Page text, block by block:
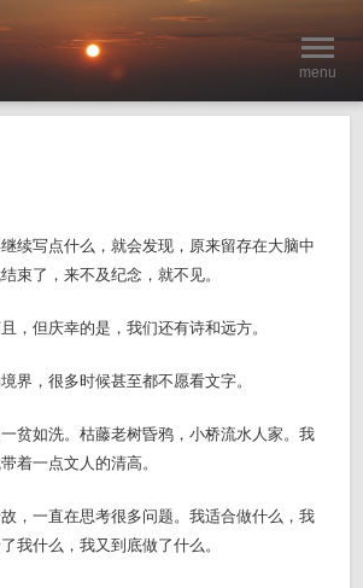
menu
续写点什么，就会发现，原来留存在大脑中
束了，来不及纪念，就不见。
，但庆幸的是，我们还有诗和远方。
界，很多时候甚至都不愿看文字。
贫如洗。枯藤老树昏鸦，小桥流水人家。我
着一点文人的清高。
，一直在思考很多问题。我适合做什么，我
我什么，我又到底做了什么。